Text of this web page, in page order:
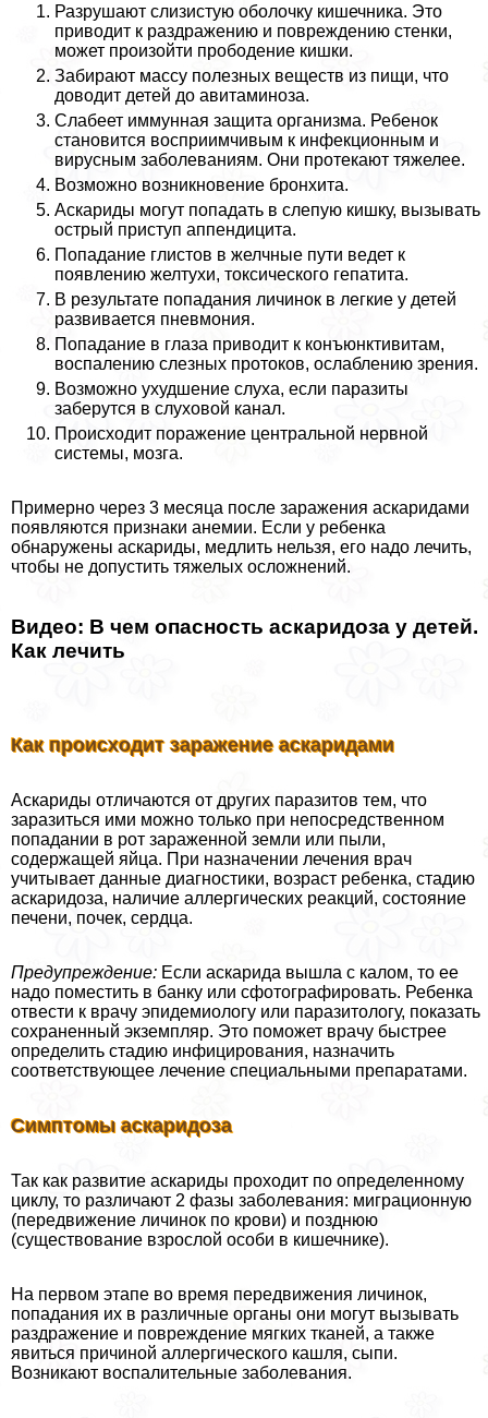
Разрушают слизистую оболочку кишечника. Это
приводит к раздражению и повреждению стенки,
может произойти прободение кишки.
Забирают массу полезных веществ из пищи, что
доводит детей до авитаминоза.
Слабеет иммунная защита организма. Ребенок
становится восприимчивым к инфекционным и
вирусным заболеваниям. Они протекают тяжелее.
Возможно возникновение бронхита.
Аскариды могут попадать в слепую кишку, вызывать
острый приступ аппендицита.
Попадание глистов в желчные пути ведет к
появлению желтухи, токсического гепатита.
В результате попадания личинок в легкие у детей
развивается пневмония.
Попадание в глаза приводит к конъюнктивитам,
воспалению слезных протоков, ослаблению зрения.
Возможно ухудшение слуха, если паразиты
заберутся в слуховой канал.
Происходит поражение центральной нервной
системы, мозга.
Примерно через 3 месяца после заражения аскаридами
появляются признаки анемии. Если у ребенка
обнаружены аскариды, медлить нельзя, его надо лечить,
чтобы не допустить тяжелых осложнений.
Видео: В чем опасность аскаридоза у детей.
Как лечить
Как происходит заражение аскаридами
Аскариды отличаются от других паразитов тем, что
заразиться ими можно только при непосредственном
попадании в рот зараженной земли или пыли,
содержащей яйца. При назначении лечения врач
учитывает данные диагностики, возраст ребенка, стадию
аскаридоза, наличие аллергических реакций, состояние
печени, почек, сердца.
Предупреждение: Если аскарида вышла с калом, то ее
надо поместить в банку или сфотографировать. Ребенка
отвести к врачу эпидемиологу или паразитологу, показать
сохраненный экземпляр. Это поможет врачу быстрее
определить стадию инфицирования, назначить
соответствующее лечение специальными препаратами.
Симптомы аскаридоза
Так как развитие аскариды проходит по определенному
циклу, то различают 2 фазы заболевания: миграционную
(передвижение личинок по крови) и позднюю
(существование взрослой особи в кишечнике).
На первом этапе во время передвижения личинок,
попадания их в различные органы они могут вызывать
раздражение и повреждение мягких тканей, а также
явиться причиной аллергического кашля, сыпи.
Возникают воспалительные заболевания.